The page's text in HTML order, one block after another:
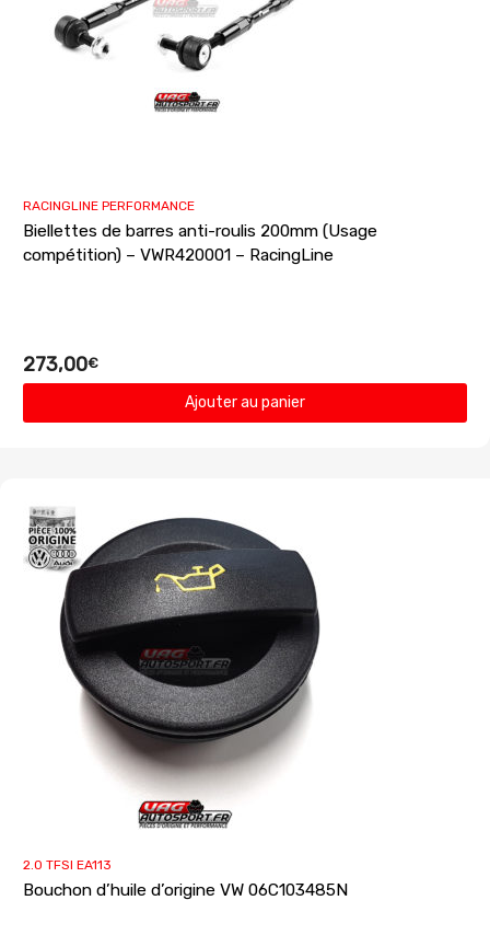
RACINGLINE PERFORMANCE
Biellettes de barres anti-roulis 200mm (Usage
compétition) – VWR420001 – RacingLine
273,00€
Ajouter au panier
2.0 TFSI EA113
Bouchon d’huile d’origine VW 06C103485N